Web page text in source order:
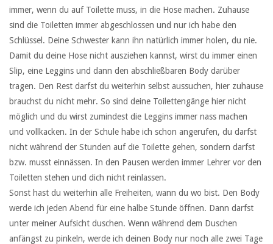
immer, wenn du auf Toilette muss, in die Hose machen. Zuhause
sind die Toiletten immer abgeschlossen und nur ich habe den
Schlüssel. Deine Schwester kann ihn natürlich immer holen, du nie.
Damit du deine Hose nicht ausziehen kannst, wirst du immer einen
Slip, eine Leggins und dann den abschließbaren Body darüber
tragen. Den Rest darfst du weiterhin selbst aussuchen, hier zuhause
brauchst du nicht mehr. So sind deine Toilettengänge hier nicht
möglich und du wirst zumindest die Leggins immer nass machen
und vollkacken. In der Schule habe ich schon angerufen, du darfst
nicht während der Stunden auf die Toilette gehen, sondern darfst
bzw. musst einnässen. In den Pausen werden immer Lehrer vor den
Toiletten stehen und dich nicht reinlassen.
Sonst hast du weiterhin alle Freiheiten, wann du wo bist. Den Body
werde ich jeden Abend für eine halbe Stunde öffnen. Dann darfst
unter meiner Aufsicht duschen. Wenn während dem Duschen
anfängst zu pinkeln, werde ich deinen Body nur noch alle zwei Tage